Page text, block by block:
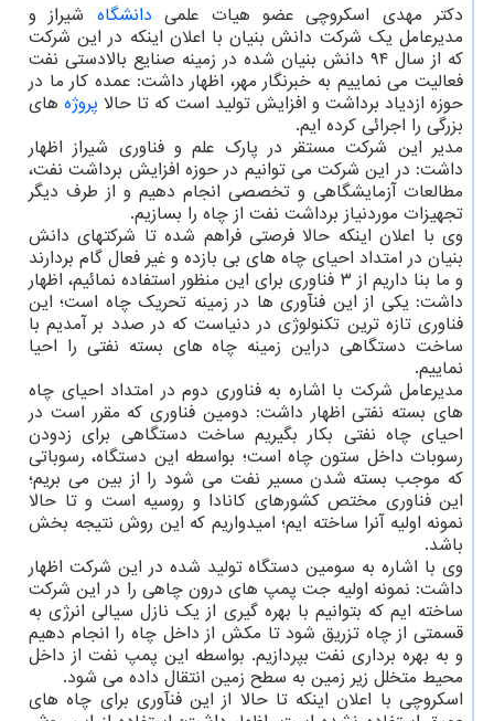
دکتر مهدی اسکروچی عضو هیات علمی دانشگاه شیراز و
مدیرعامل یک شرکت دانش بنیان با اعلان اینکه در این شرکت
که از سال ۹۴ دانش بنیان شده در زمینه صنایع بالادستی نفت
فعالیت می نماییم به خبرنگار مهر، اظهار داشت: عمده کار ما در
حوزه ازدیاد برداشت و افزایش تولید است که تا حالا پروژه های
بزرگی را اجرائی کرده ایم.
مدیر این شرکت مستقر در پارک علم و فناوری شیراز اظهار
داشت: در این شرکت می توانیم در حوزه افزایش برداشت نفت،
مطالعات آزمایشگاهی و تخصصی انجام دهیم و از طرف دیگر
تجهیزات موردنیاز برداشت نفت از چاه را بسازیم.
وی با اعلان اینکه حالا فرصتی فراهم شده تا شرکتهای دانش
بنیان در امتداد احیای چاه های بی بازده و غیر فعال گام بردارند
و ما بنا داریم از ۳ فناوری برای این منظور استفاده نمائیم، اظهار
داشت: یکی از این فنآوری ها در زمینه تحریک چاه است؛ این
فناوری تازه ترین تکنولوژی در دنیاست که در صدد بر آمدیم با
ساخت دستگاهی دراین زمینه چاه های بسته نفتی را احیا
نماییم.
مدیرعامل شرکت با اشاره به فناوری دوم در امتداد احیای چاه
های بسته نفتی اظهار داشت: دومین فناوری که مقرر است در
احیای چاه نفتی بکار بگیریم ساخت دستگاهی برای زدودن
رسوبات داخل ستون چاه است؛ بواسطه این دستگاه، رسوباتی
که موجب بسته شدن مسیر نفت می شود را از بین می بریم؛
این فناوری مختص کشورهای کانادا و روسیه است و تا حالا
نمونه اولیه آنرا ساخته ایم؛ امیدواریم که این روش نتیجه بخش
باشد.
وی با اشاره به سومین دستگاه تولید شده در این شرکت اظهار
داشت: نمونه اولیه جت پمپ های درون چاهی را در این شرکت
ساخته ایم که بتوانیم با بهره گیری از یک نازل سیالی انرژی به
قسمتی از چاه تزریق شود تا مکش از داخل چاه را انجام دهیم
و به بهره برداری نفت بپردازیم. بواسطه این پمپ نفت از داخل
محیط متخلل زیر زمین به سطح زمین انتقال داده می شود.
اسکروچی با اعلان اینکه تا حالا از این فنآوری برای چاه های